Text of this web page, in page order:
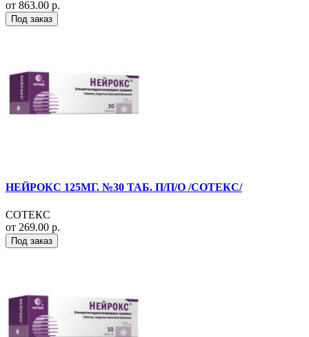
от 863.00 р.
Под заказ
НЕЙРОКС 125МГ. №30 ТАБ. П/П/О /СОТЕКС/
СОТЕКС
от 269.00 р.
Под заказ